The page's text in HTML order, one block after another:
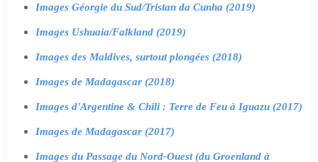
Images Géorgie du Sud/Tristan da Cunha (2019)
Images Ushuaia/Falkland (2019)
Images des Maldives, surtout plongées (2018)
Images de Madagascar (2018)
Images d'Argentine & Chili : Terre de Feu à Iguazu (2017)
Images de Madagascar (2017)
Images du Passage du Nord-Ouest (du Groenland à